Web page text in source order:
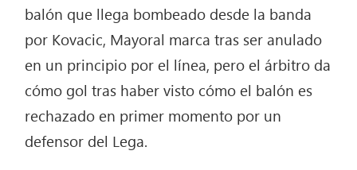
balón que llega bombeado desde la banda
por Kovacic, Mayoral marca tras ser anulado
en un principio por el línea, pero el árbitro da
cómo gol tras haber visto cómo el balón es
rechazado en primer momento por un
defensor del Lega.